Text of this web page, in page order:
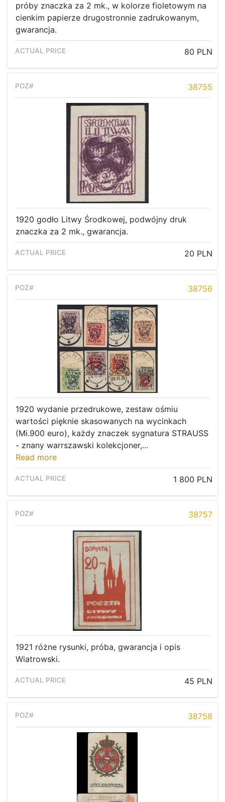
próby znaczka za 2 mk., w kolorze fioletowym na
cienkim papierze drugostronnie zadrukowanym,
gwarancja.
80 PLN
38755
1920 godło Litwy Środkowej, podwójny druk
znaczka za 2 mk., gwarancja.
20 PLN
38756
1920 wydanie przedrukowe, zestaw ośmiu
wartości pięknie skasowanych na wycinkach
(Mi.900 euro), każdy znaczek sygnatura STRAUSS
- znany warrszawski kolekcjoner,...
Read more
1 800 PLN
38757
1921 różne rysunki, próba, gwarancja i opis
Wiatrowski.
45 PLN
38758